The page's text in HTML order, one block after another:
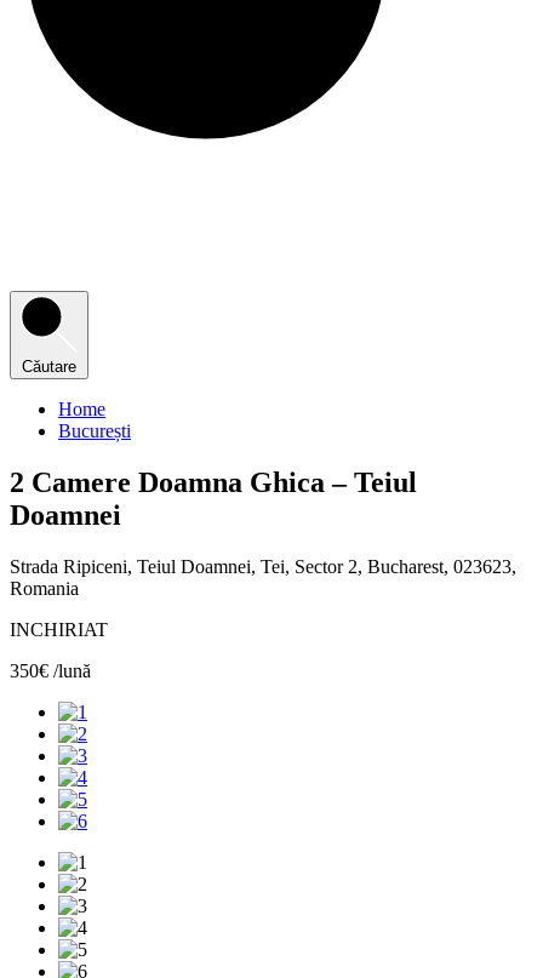
Căutare
Home
București
2 Camere Doamna Ghica – Teiul
Doamnei
Strada Ripiceni, Teiul Doamnei, Tei, Sector 2, Bucharest, 023623,
Romania
INCHIRIAT
350€ /lună